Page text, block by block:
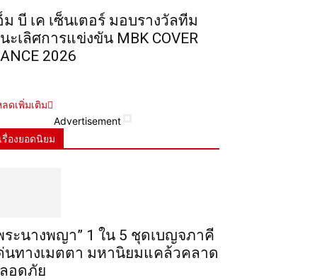
ม บี เค เซ็นเตอร์ มอบรางวัลทีม
ะเลิศการแข่งขัน MBK COVER
2026
ดเพิ่มเติม
Advertisement
เรื่องยอดนิยม
ระ​นาง​พญา” 1 ใน 5​ ชุดเบญจ​ภาคี​
นทางเมตตา​ มหา​นิยม​แคล้วคลาด​
อดภัย​